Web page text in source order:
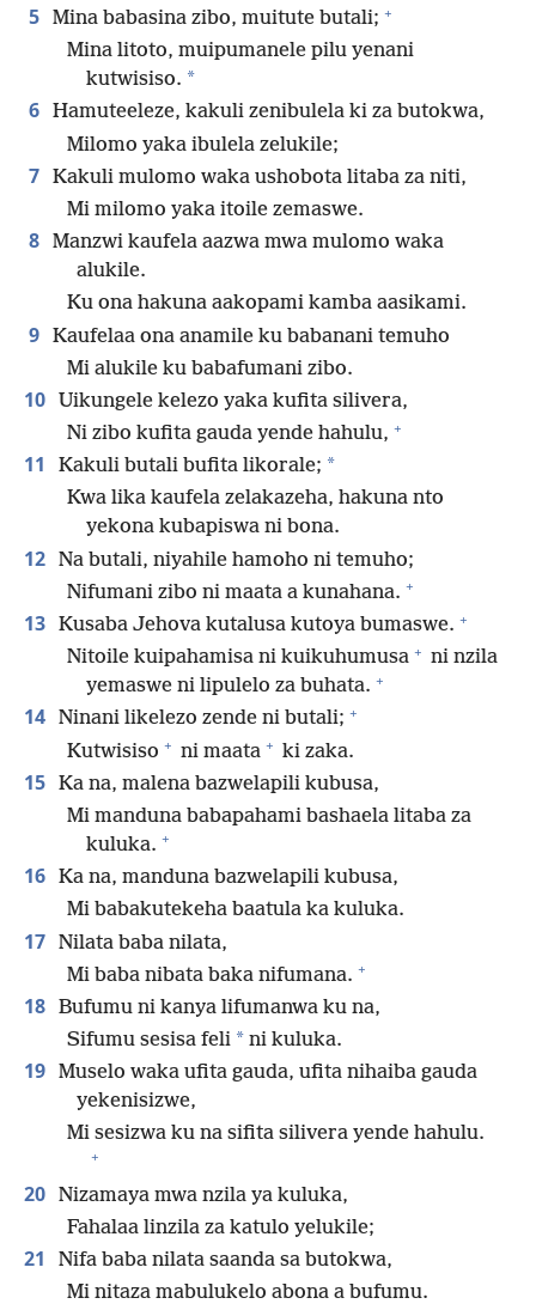
5 Mina babasina zibo, muitute butali; +
Mina litoto, muipumanele pilu yenani
kutwisiso. *
6 Hamuteeleze, kakuli zenibulela ki za butokwa,
Milomo yaka ibulela zelukile;
7 Kakuli mulomo waka ushobota litaba za niti,
Mi milomo yaka itoile zemaswe.
8 Manzwi kaufela aazwa mwa mulomo waka
alukile.
Ku ona hakuna aakopami kamba aasikami.
9 Kaufelaa ona anamile ku babanani temuho
Mi alukile ku babafumani zibo.
10 Uikungele kelezo yaka kufita silivera,
Ni zibo kufita gauda yende hahulu, +
11 Kakuli butali bufita likorale; *
Kwa lika kaufela zelakazeha, hakuna nto
yekona kubapiswa ni bona.
12 Na butali, niyahile hamoho ni temuho;
Nifumani zibo ni maata a kunahana. +
13 Kusaba Jehova kutalusa kutoya bumaswe. +
Nitoile kuipahamisa ni kuikuhumusa + ni nzila
yemaswe ni lipulelo za buhata. +
14 Ninani likelezo zende ni butali; +
Kutwisiso + ni maata + ki zaka.
15 Ka na, malena bazwelapili kubusa,
Mi manduna babapahami bashaela litaba za
kuluka. +
16 Ka na, manduna bazwelapili kubusa,
Mi babakutekeha baatula ka kuluka.
17 Nilata baba nilata,
Mi baba nibata baka nifumana. +
18 Bufumu ni kanya lifumanwa ku na,
Sifumu sesisa feli * ni kuluka.
19 Muselo waka ufita gauda, ufita nihaiba gauda
yekenisizwe,
Mi sesizwa ku na sifita silivera yende hahulu.
+
20 Nizamaya mwa nzila ya kuluka,
Fahalaa linzila za katulo yelukile;
21
Nifa baba nilata saanda sa butokwa,
Mi nitaza mabulukelo abona a bufumu.